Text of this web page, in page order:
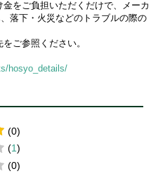
をご負担いただくだけで、メーカ
落下・火災などのトラブルの際の
ご参照ください。
hosyo_details/
(0)
(1)
(0)